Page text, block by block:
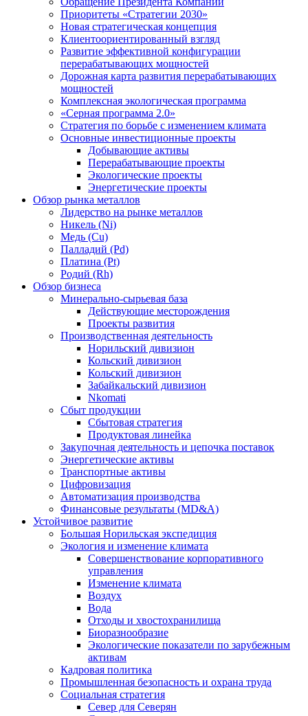
Приоритеты «Стратегии 2030»
Новая стратегическая концепция
Клиентоориентированный взгляд
Развитие эффективной конфигурации
перерабатывающих мощностей
Дорожная карта развития перерабатывающих
мощностей
Комплексная экологическая программа
«Серная программа 2.0»
Стратегия по борьбе с изменением климата
Основные инвестиционные проекты
Добывающие активы
Перерабатывающие проекты
Экологические проекты
Энергетические проекты
Обзор рынка металлов
Лидерство на рынке металлов
Никель (Ni)
Медь (Cu)
Палладий (Pd)
Платина (Pt)
Родий (Rh)
Обзор бизнеса
Минерально-сырьевая база
Действующие месторождения
Проекты развития
Производственная деятельность
Норильский дивизион
Кольский дивизион
Кольский дивизион
Забайкальский дивизион
Nkomati
Сбыт продукции
Сбытовая стратегия
Продуктовая линейка
Закупочная деятельность и цепочка поставок
Энергетические активы
Транспортные активы
Цифровизация
Автоматизация производства
Финансовые результаты (MD&A)
Устойчивое развитие
Большая Норильская экспедиция
Экология и изменение климата
Совершенствование корпоративного
управления
Изменение климата
Воздух
Вода
Отходы и хвостохранилища
Биоразнообразие
Экологические показатели по зарубежным
активам
Кадровая политика
Промышленная безопасность и охрана труда
Социальная стратегия
Север для Северян